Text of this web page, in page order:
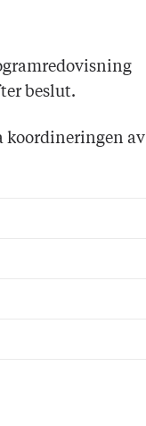
beslut.
koordineringen av